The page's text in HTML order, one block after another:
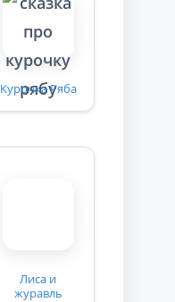
Курочка Ряба
Лиса и
журавль